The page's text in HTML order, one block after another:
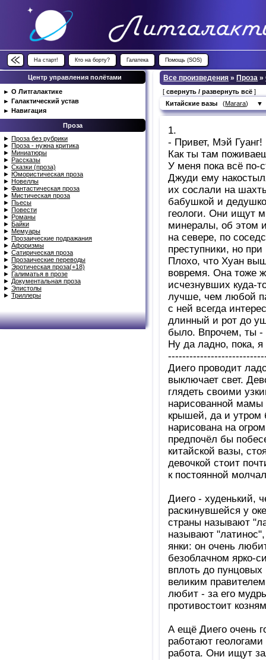
На старт! Кто на борту? Галатека Помощь (SOS)
Центр управления полётами
► О Литгалактике
► Галактический устав
► Навигация
Проза
► Проза без рубрики
► Проза - нужна критика
► Миниатюры
► Рассказы
► Сказки (проза)
► Юмористическая проза
► Новеллы
► Фантастическая проза
► Мистическая проза
► Пьесы
► Повести
► Романы
► Байки
► Мемуары
► Прозаические подражания
► Афоризмы
► Сатирическая проза
► Прозаические переводы
► Эротическая проза(+18)
► Галиматья в прозе
► Документальная проза
► Эпистолы
► Триллеры
Все произведения » Проза »
[свернуть / развернуть всё ]
Китайские вазы (Marara) ▼
1.
- Привет, Мэй Гуанг!
Как ты там
У меня пока всё по-
Джуди ему
их сослали на
бабушкой и
геологи. Они ищут
минералы, об этом
на севере, по
преступники, но
Плохо, что Хуан
вовремя. Она тоже
исчезнувших куда-
лучше, чем любой
с ней всегда
длинный и рот до
было. Впрочем, ты -
Ну да ладно, пока,
Диего проводит
выключает свет.
глядеть своими
нарисованной мамы
крышей, да и утром
нарисована на
предпочёл бы
китайской вазы,
девочкой стоит
к постоянной
Диего - худенький,
раскинувшейся у
страны называют
называют
янки: он очень
безоблачном ярко-
вплоть до
великим
любит - за его
противостоит
А ещё Диего очень
работают
работа. Они ищут